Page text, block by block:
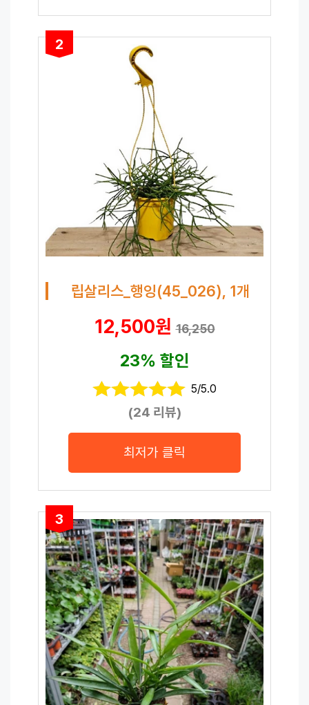
2
립살리스_행잉(45_026), 1개
12,500원16,250
23% 할인
5/5.0
(24 리뷰)
최저가 클릭
3